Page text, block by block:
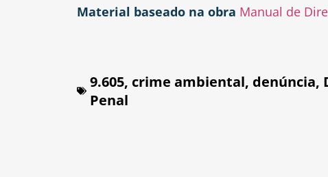
Material baseado na obra Manual de
9.605, crime ambiental, denúncia,
Penal